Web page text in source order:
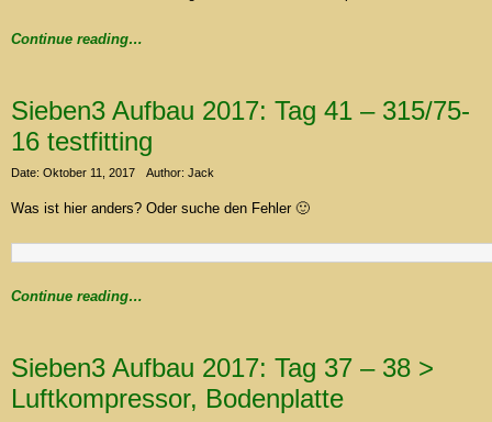
Continue reading…
Sieben3 Aufbau 2017: Tag 41 – 315/75-
16 testfitting
Date: Oktober 11, 2017 Author: Jack
Was ist hier anders? Oder suche den Fehler 🙂
Continue reading…
Sieben3 Aufbau 2017: Tag 37 – 38 >
Luftkompressor, Bodenplatte